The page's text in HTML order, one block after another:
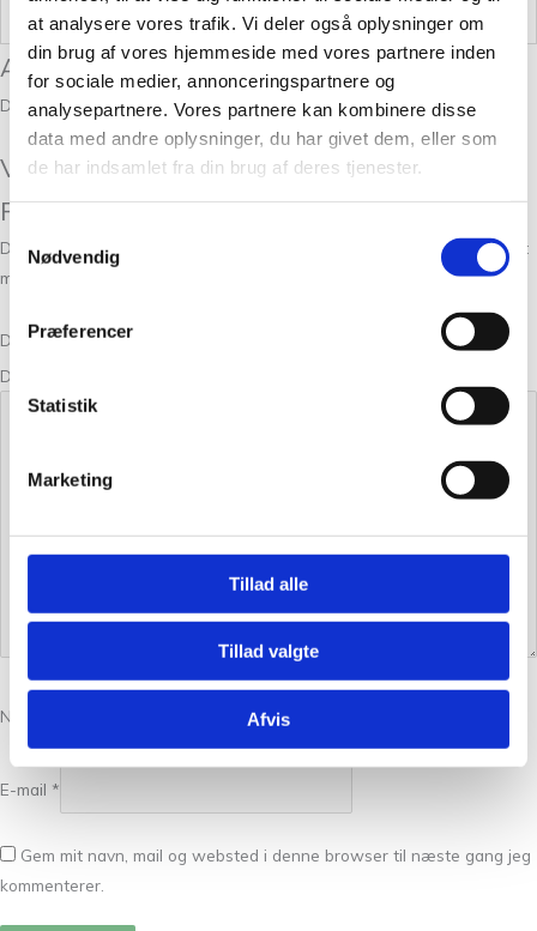
at analysere vores trafik. Vi deler også oplysninger om
din brug af vores hjemmeside med vores partnere inden
for sociale medier, annonceringspartnere og
analysepartnere. Vores partnere kan kombinere disse
data med andre oplysninger, du har givet dem, eller som
de har indsamlet fra din brug af deres tjenester.
Nødvendig
Præferencer
Statistik
Marketing
Tillad alle
Tillad valgte
Afvis
Vægt 0,05 kg
Anmeldelser
Der er endnu ikke nogle anmeldelser.
Vær den første til at anmelde “Alpaca 1
Farve 46”
Din e-mailadresse vil ikke blive publiceret.
Krævede felter er markeret
med
Din bedømmelse
Din anmeldelse
Navn
E-mail *
Gem mit navn, mail og websted i denne browser til næste gang jeg
kommenterer.